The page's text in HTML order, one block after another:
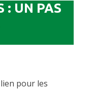
: UN PAS
pour les